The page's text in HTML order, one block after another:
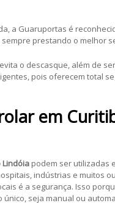
a Guaruportas é
prestando o melhor
evita o descasque, além de
pois oferecem total
em
podem ser utilizadas
indústrias e muitos
é a segurança. Isso
seja manual ou